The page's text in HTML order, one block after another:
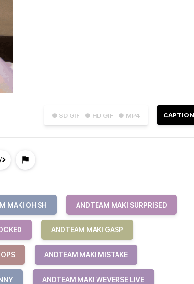
● SD GIF ● HD GIF ● MP4 CAPTION
MAKI OH SH ANDTEAM MAKI SURPRISED
ANDTEAM MAKI GASP
ANDTEAM MAKI MISTAKE
ANDTEAM MAKI WEVERSE LIVE